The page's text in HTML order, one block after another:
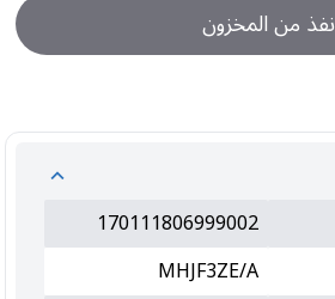
نفذ من المخزون
170111806999002
MHJF3ZE/A